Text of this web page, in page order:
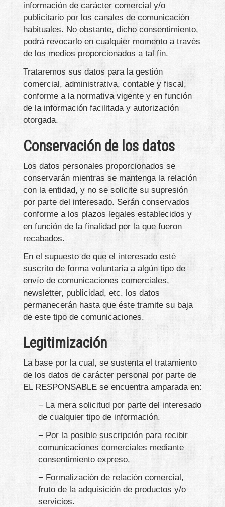
información de carácter comercial y/o
publicitario por los canales de comunicación
habituales. No obstante, dicho consentimiento,
podrá revocarlo en cualquier momento a través
de los medios proporcionados a tal fin.
Trataremos sus datos para la gestión
comercial, administrativa, contable y fiscal,
conforme a la normativa vigente y en función
de la información facilitada y autorización
otorgada.
Conservación de los datos
Los datos personales proporcionados se
conservarán mientras se mantenga la relación
con la entidad, y no se solicite su supresión
por parte del interesado. Serán conservados
conforme a los plazos legales establecidos y
en función de la finalidad por la que fueron
recabados.
En el supuesto de que el interesado esté
suscrito de forma voluntaria a algún tipo de
envío de comunicaciones comerciales,
newsletter, publicidad, etc. los datos
permanecerán hasta que éste tramite su baja
de este tipo de comunicaciones.
Legitimización
La base por la cual, se sustenta el tratamiento
de los datos de carácter personal por parte de
EL RESPONSABLE se encuentra amparada en:
− La mera solicitud por parte del interesado
de cualquier tipo de información.
− Por la posible suscripción para recibir
comunicaciones comerciales mediante
consentimiento expreso.
− Formalización de relación comercial,
fruto de la adquisición de productos y/o
servicios.